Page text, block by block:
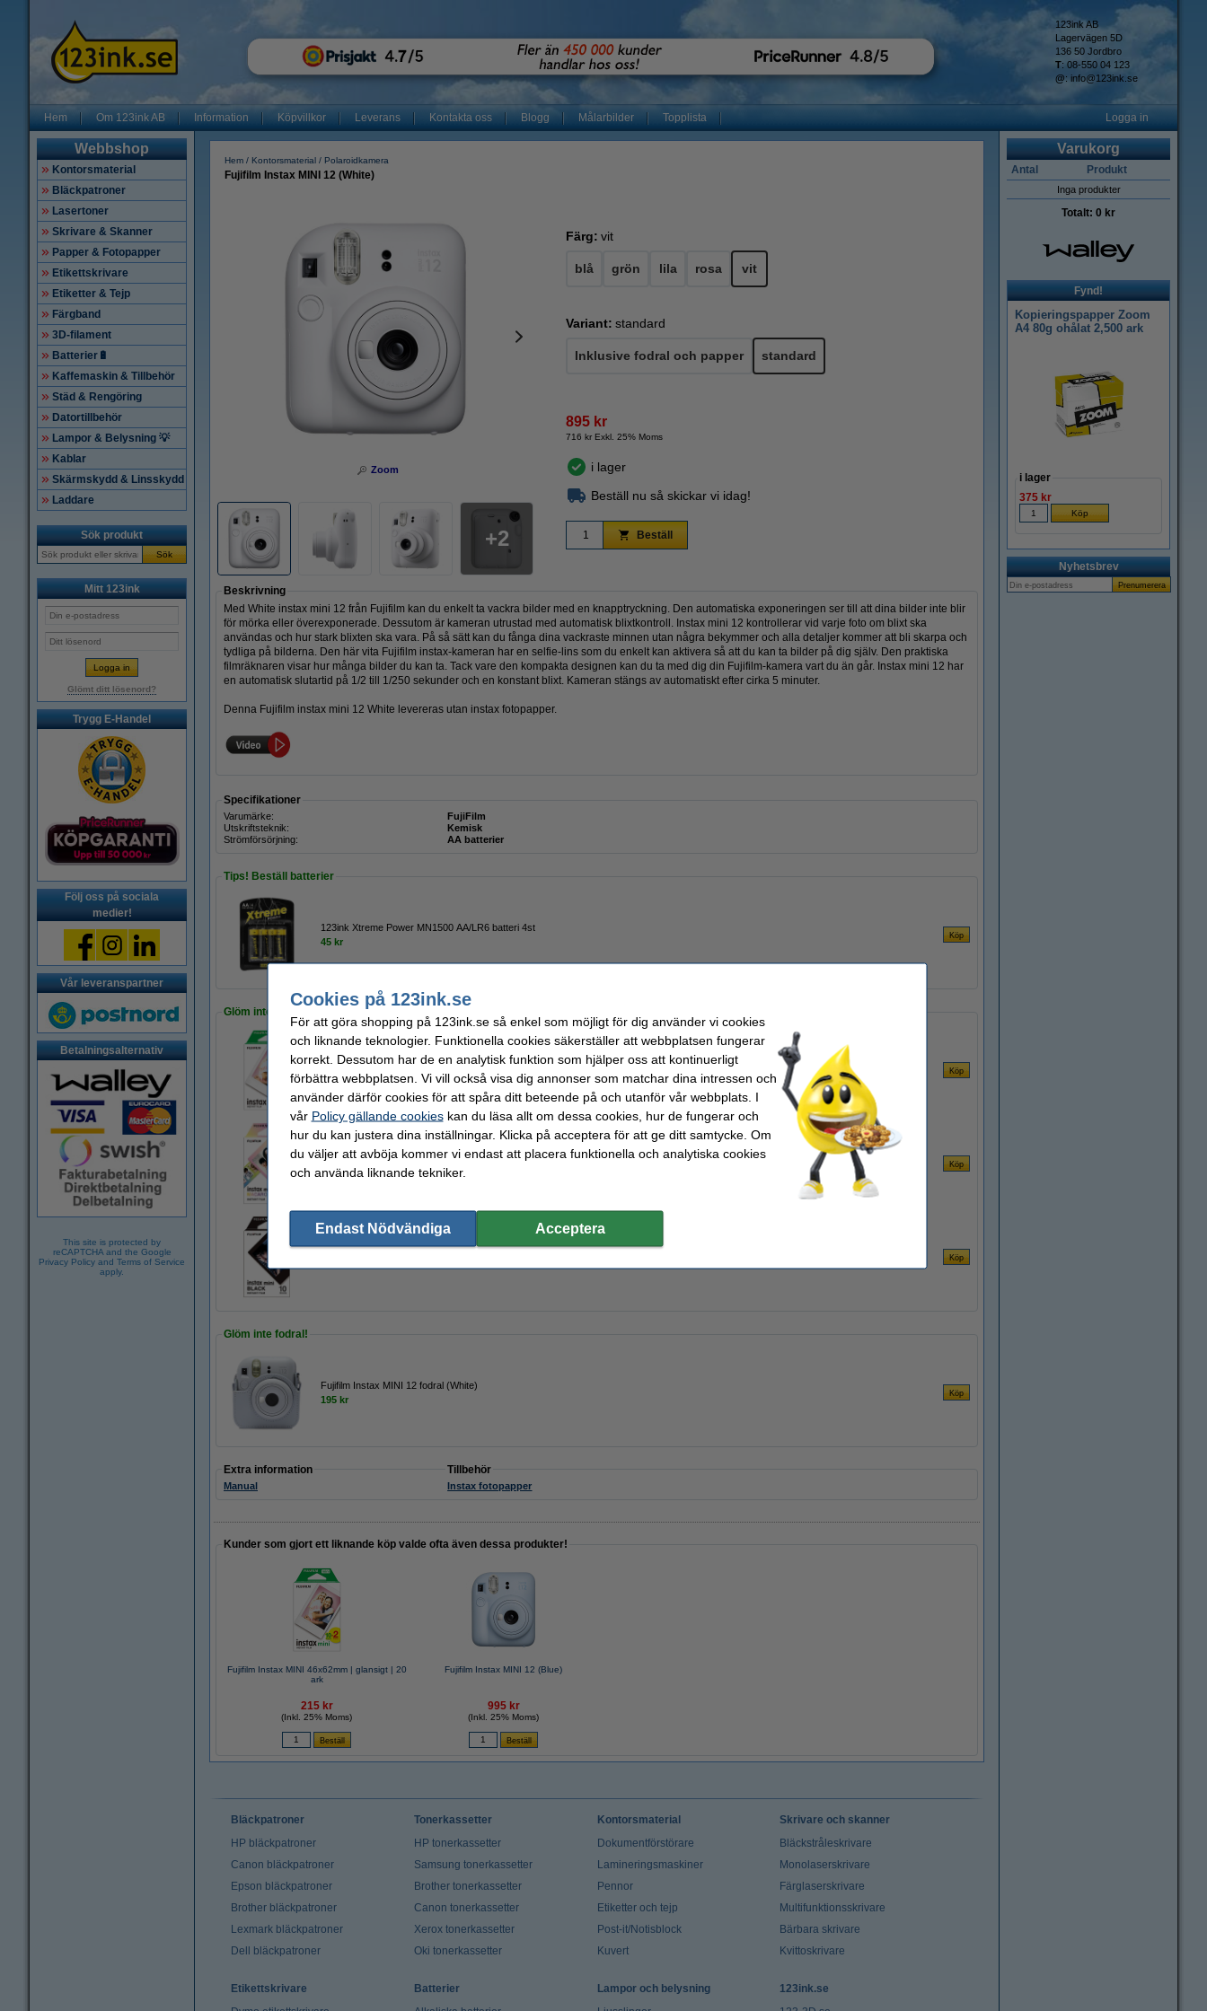
123ink AB
Lagervägen 5D
136 50 Jordbro
T: 08-550 04 123
@: info@123ink.se
Hem Om 123ink AB Information Köpvillkor Leverans Kontakta oss Blogg Målarbilder Topplista Logga in
Webbshop
Kontorsmaterial
Bläckpatroner
Lasertoner
Skrivare & Skanner
Papper & Fotopapper
Etikettskrivare
Etiketter & Tejp
Färgband
3D-filament
Batterier🔋
Kaffemaskin & Tillbehör
Städ & Rengöring
Datortillbehör
Lampor & Belysning 💡
Kablar
Skärmskydd & Linsskydd
Laddare
Sök produkt
Sök
Mitt 123ink
Glömt ditt lösenord?
Trygg E-Handel
Följ oss på sociala
medier!
Vår leveranspartner
Betalningsalternativ
This site is protected by
reCAPTCHA and the Google
Privacy Policy and Terms of Service
apply.
Hem Kontorsmaterial Polaroidkamera
Fujifilm Instax MINI 12 (White)
Zoom
2
Färg: vit
blå grön lila rosa vit
Variant: standard
Inklusive fodral och papper standard
895 kr
716 kr Exkl. 25% Moms
i lager
Beställ nu så skickar vi idag!
Beställ
Beskrivning
Med White instax mini 12 från Fujifilm kan du enkelt ta vackra bilder med en knapptryckning. Den automatiska exponeringen ser till att dina bilder inte blir
för mörka eller överexponerade. Dessutom är kameran utrustad med automatisk blixtkontroll. Instax mini 12 kontrollerar vid varje foto om blixt ska
användas och hur stark blixten ska vara. På så sätt kan du fånga dina vackraste minnen utan några bekymmer och alla detaljer kommer att bli skarpa och
tydliga på bilderna. Den här vita Fujifilm instax-kameran har en selfie-lins som du enkelt kan aktivera så att du kan ta bilder på dig själv. Den praktiska
filmräknaren visar hur många bilder du kan ta. Tack vare den kompakta designen kan du ta med dig din Fujifilm-kamera vart du än går. Instax mini 12 har
en automatisk slutartid på 1/2 till 1/250 sekunder och en konstant blixt. Kameran stängs av automatiskt efter cirka 5 minuter.
Denna Fujifilm instax mini 12 White levereras utan instax fotopapper.
Specifikationer
Varumärke:
FujiFilm
Utskriftsteknik:
Kemisk
Strömförsörjning:
AA batterier
Tips! Beställ batterier
123ink Xtreme Power MN1500 AA/LR6 batteri 4st
45 kr
Glöm inte fotopapper!
Fujifilm Instax MINI 46x62mm | glansigt | 20 ark
215 kr
Fujifilm Instax MINI MACARON 46x62mm | glansigt | 10 ark
135 kr
Fujifilm Instax MINI BLACK 46x62mm | glansigt | 10 ark
Glöm inte fodral!
Fujifilm Instax MINI 12 fodral (White)
195 kr
Extra information
Manual
Tillbehör
Instax fotopapper
Kunder som gjort ett liknande köp valde ofta även dessa produkter!
Fujifilm Instax MINI 46x62mm | glansigt | 20
ark
215 kr
(Inkl. 25% Moms)
Fujifilm Instax MINI 12 (Blue)
995 kr
(Inkl. 25% Moms)
Varukorg
Antal Produkt
Inga produkter
Totalt: 0 kr
Fynd!
Kopieringspapper Zoom
A4 80g ohålat 2,500 ark
i lager
375 kr
Nyhetsbrev
Bläckpatroner
HP bläckpatroner
Canon bläckpatroner
Epson bläckpatroner
Brother bläckpatroner
Lexmark bläckpatroner
Dell bläckpatroner
Tonerkassetter
HP tonerkassetter
Samsung tonerkassetter
Brother tonerkassetter
Canon tonerkassetter
Xerox tonerkassetter
Oki tonerkassetter
Kontorsmaterial
Dokumentförstörare
Lamineringsmaskiner
Pennor
Etiketter och tejp
Post-it/Notisblock
Kuvert
Skrivare och skanner
Bläckstråleskrivare
Monolaserskrivare
Färglaserskrivare
Multifunktionsskrivare
Bärbara skrivare
Kvittoskrivare
Etikettskrivare
Batterier
Lampor och belysning
123ink.se
Cookies på 123ink.se
För att göra shopping på 123ink.se så enkel som möjligt för dig använder vi cookies
och liknande teknologier. Funktionella cookies säkerställer att webbplatsen fungerar
korrekt. Dessutom har de en analytisk funktion som hjälper oss att kontinuerligt
förbättra webbplatsen. Vi vill också visa dig annonser som matchar dina intressen och
använder därför cookies för att spåra ditt beteende på och utanför vår webbplats. I
vår Policy gällande cookieskan du läsa allt om dessa cookies, hur de fungerar och
hur du kan justera dina inställningar. Klicka på acceptera för att ge ditt samtycke. Om
du väljer att avböja kommer vi endast att placera funktionella och analytiska cookies
och använda liknande tekniker.
Endast Nödvändiga Acceptera